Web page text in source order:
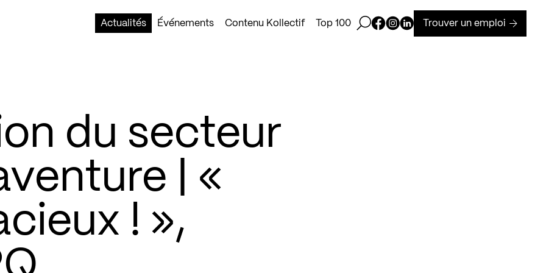
Actualités
Événements Contenu Kollectif Top 100 Ouvrir la barre de recherche
Page Facebook de Kollectif
Page Instagram de Kollectif
Page Linkedin de Kollectif
Trouver un emploi
du secteur
| «
! »,